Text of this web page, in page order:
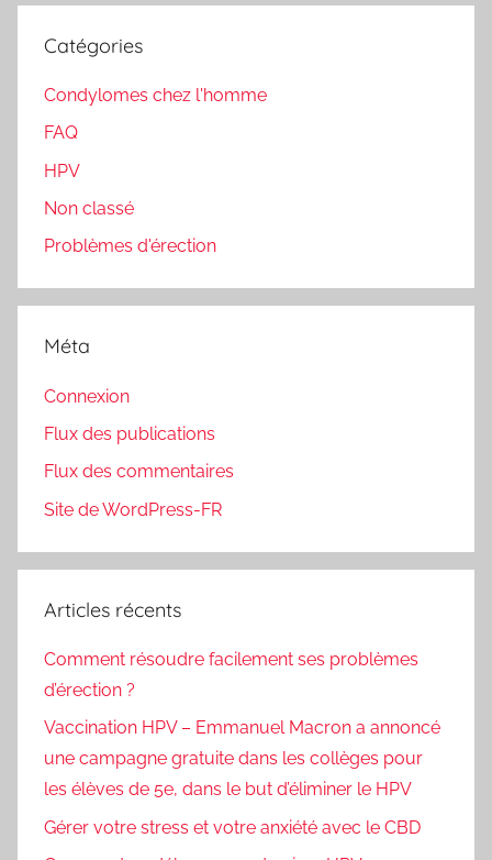
Catégories
Condylomes chez l'homme
FAQ
HPV
Non classé
Problèmes d'érection
Méta
Connexion
Flux des publications
Flux des commentaires
Site de WordPress-FR
Articles récents
Comment résoudre facilement ses problèmes
d’érection ?
Vaccination HPV – Emmanuel Macron a annoncé
une campagne gratuite dans les collèges pour
les élèves de 5e, dans le but d’éliminer le HPV
Gérer votre stress et votre anxiété avec le CBD